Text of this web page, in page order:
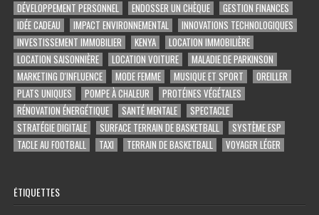
DÉVELOPPEMENT PERSONNEL
ENDOSSER UN CHÈQUE
GESTION FINANCES
IDÉE CADEAU
IMPACT ENVIRONNEMENTAL
INNOVATIONS TECHNOLOGIQUES
INVESTISSEMENT IMMOBILIER
KENYA
LOCATION IMMOBILIÈRE
LOCATION SAISONNIÈRE
LOCATION VOITURE
MALADIE DE PARKINSON
MARKETING D'INFLUENCE
MODE FEMME MUSIQUE ET SPORT
OREILLER
PLATS UNIQUES
POMPE À CHALEUR
PROTÉINES VÉGÉTALES
RÉNOVATION ÉNERGÉTIQUE
SANTÉ MENTALE
SPECTACLE
STRATÉGIE DIGITALE
SURFACE TERRAIN DE BASKETBALL
SYSTÈME ESP
TACLE AU FOOTBALL
TAXI TERRAIN DE BASKETBALL VOYAGER LÉGER
ÉTIQUETTES